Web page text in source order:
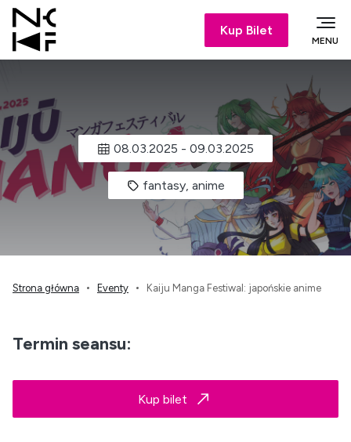
Kup Bilet
MENU
08.03.2025 - 09.03.2025
fantasy, anime
Strona główna Eventy Kaiju Manga Festiwal: japońskie anime
Termin seansu:
Kup bilet